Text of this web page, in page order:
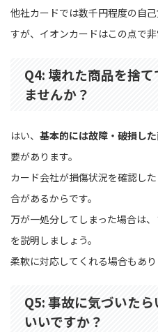
他社カードでは数千円程度の自
すが、イオンカードはこの点で非
Q4: 壊れた商品を捨
ませんか？
はい、 基本的には故障・破損し
要があります。
カード会社が損傷状況を確認し
合があるからです。
万が一処分してしまった場合は
を説明しましょう。
柔軟に対応してくれる場合もあり
Q5: 事故に気づいた
いいですか？